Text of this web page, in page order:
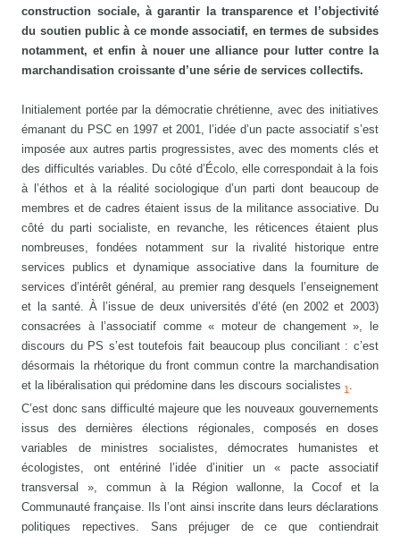
construction sociale, à garantir la transparence et l’objectivité
du soutien public à ce monde associatif, en termes de subsides
notamment, et enfin à nouer une alliance pour lutter contre la
marchandisation croissante d’une série de services collectifs.
Initialement portée par la démocratie chrétienne, avec des initiatives
émanant du PSC en 1997 et 2001, l’idée d’un pacte associatif s’est
imposée aux autres partis progressistes, avec des moments clés et
des difficultés variables. Du côté d’Écolo, elle correspondait à la fois
à l’éthos et à la réalité sociologique d’un parti dont beaucoup de
membres et de cadres étaient issus de la militance associative. Du
côté du parti socialiste, en revanche, les réticences étaient plus
nombreuses, fondées notamment sur la rivalité historique entre
services publics et dynamique associative dans la fourniture de
services d’intérêt général, au premier rang desquels l’enseignement
et la santé. À l’issue de deux universités d’été (en 2002 et 2003)
consacrées à l’associatif comme « moteur de changement », le
discours du PS s’est toutefois fait beaucoup plus conciliant : c’est
désormais la rhétorique du front commun contre la marchandisation
et la libéralisation qui prédomine dans les discours socialistes 1 .
C’est donc sans difficulté majeure que les nouveaux gouvernements
issus des dernières élections régionales, composés en doses
variables de ministres socialistes, démocrates humanistes et
écologistes, ont entériné l’idée d’initier un « pacte associatif
transversal », commun à la Région wallonne, la Cocof et la
Communauté française. Ils l’ont ainsi inscrite dans leurs déclarations
politiques repectives. Sans préjuger de ce que contiendrait